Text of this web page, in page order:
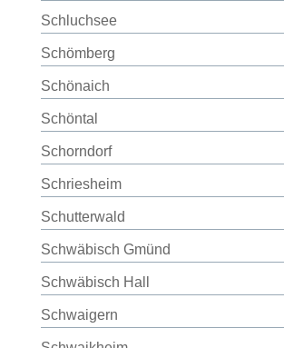
Schluchsee
Schömberg
Schönaich
Schöntal
Schorndorf
Schriesheim
Schutterwald
Schwäbisch Gmünd
Schwäbisch Hall
Schwaigern